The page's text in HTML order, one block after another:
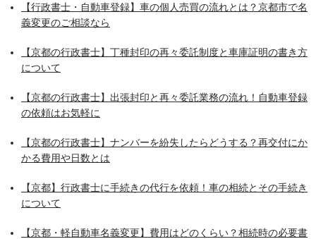
【行政書士・自動車登録】車の個人売買の流れとは？京都市で名
義変更のご相談なら
【京都の行政書士】丁種封印の再々委託制度と車庫証明の書き方
について
【京都の行政書士】出張封印と再々委託業務の流れ！自動車登録
の依頼はお気軽に
【京都の行政書士】ナンバーを紛失したらどうする？再交付にか
かる費用や日数とは
【京都】行政書士に手続きの代行を依頼！車の相続とその手続き
について
【京都・軽自動車名義変更】費用はどのくらい？相続時の必要書